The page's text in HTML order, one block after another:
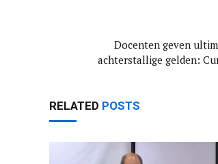
Docenten geven
achterstallige gelden:
RELATED POSTS